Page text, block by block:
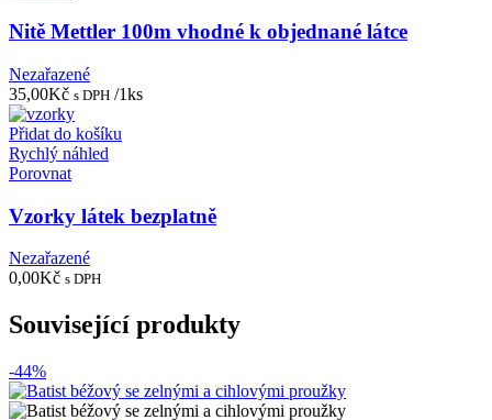
Nitě Mettler 100m vhodné k objednané látce
Nezařazené
35,00Kč s DPH /1ks
Přidat do košíku
Rychlý náhled
Porovnat
Vzorky látek bezplatně
Nezařazené
0,00Kč s DPH
Související produkty
-44%